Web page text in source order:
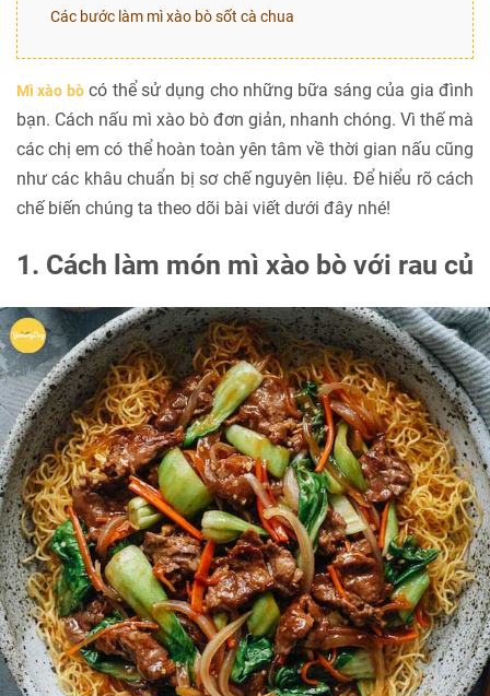
Các bước làm mì xào bò sốt cà chua
Mì xào bòcó thể sử dụng cho những bữa sáng của gia đình
bạn. Cách nấu mì xào bò đơn giản, nhanh chóng. Vì thế mà
các chị em có thể hoàn toàn yên tâm về thời gian nấu cũng
như các khâu chuẩn bị sơ chế nguyên liệu. Để hiểu rõ cách
chế biến chúng ta theo dõi bài viết dưới đây nhé!
1. Cách làm món mì xào bò với rau củ